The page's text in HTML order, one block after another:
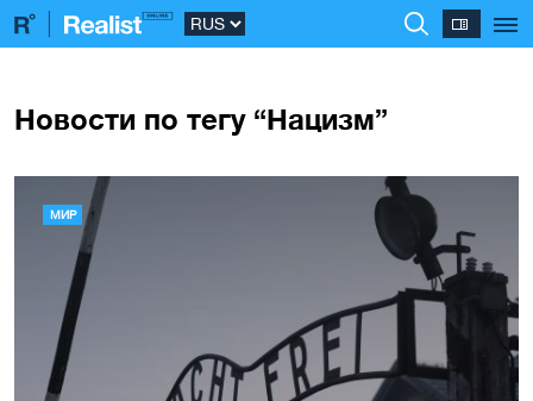
Новости по тегу “Нацизм”
МИР